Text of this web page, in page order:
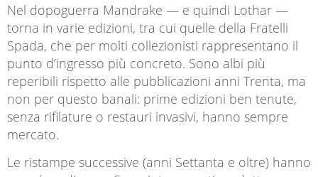
Nel dopoguerra Mandrake — e quindi Lothar —
torna in varie edizioni, tra cui quelle della Fratelli
Spada, che per molti collezionisti rappresentano il
punto d’ingresso più concreto. Sono albi più
reperibili rispetto alle pubblicazioni anni Trenta, ma
non per questo banali: prime edizioni ben tenute,
senza rifilature o restauri invasivi, hanno sempre
mercato.
Le ristampe successive (anni Settanta e oltre) hanno